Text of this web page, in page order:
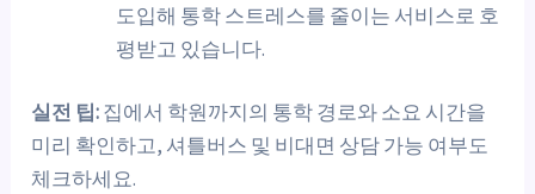
도입해 통학 스트레스를 줄이는 서비스로 호
평받고 있습니다.
실전 팁:집에서 학원까지의 통학 경로와 소요 시간을
미리 확인하고, 셔틀버스 및 비대면 상담 가능 여부도
체크하세요.